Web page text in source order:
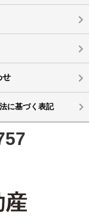
せ
に基づく表記